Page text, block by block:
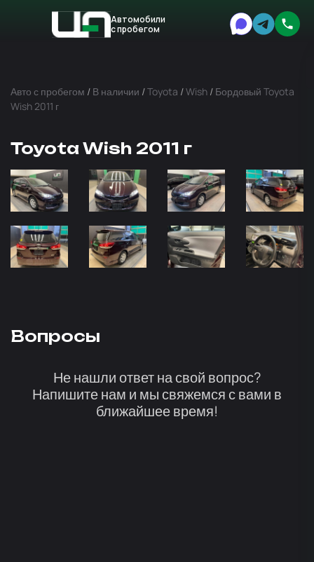
Автомобили
с пробегом
Авто с пробегом / В наличии /Toyota /Wish / Бордовый Toyota
Wish 2011 г
Toyota Wish 2011 г
Вопросы
Не нашли ответ на свой вопрос?
Напишите нам и мы свяжемся с вами в
ближайшее время!